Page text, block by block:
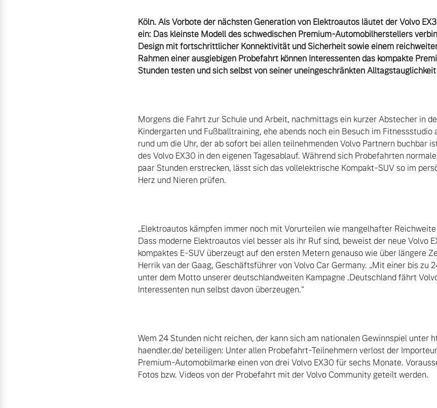
Köln. Als Vorbote der nächsten Generation von Elektroautos läutet der Volvo
ein: Das kleinste Modell des schwedischen Premium-Automobilherstellers
Design mit fortschrittlicher Konnektivität und Sicherheit sowie einem
Rahmen einer ausgiebigen Probefahrt können Interessenten das kompakte
Stunden testen und sich selbst von seiner uneingeschränkten
Morgens die Fahrt zur Schule und Arbeit, nachmittags ein kurzer Abstecher in
Kindergarten und Fußballtraining, ehe abends noch ein Besuch im
rund um die Uhr, der ab sofort bei allen teilnehmenden Volvo Partnern buchbar
des Volvo EX30 in den eigenen Tagesablauf. Während sich Probefahrten
paar Stunden erstrecken, lässt sich das vollelektrische Kompakt-SUV so im
Herz und Nieren prüfen.
„Elektroautos kämpfen immer noch mit Vorurteilen wie mangelhafter
Dass moderne Elektroautos viel besser als ihr Ruf sind, beweist der neue Volvo
kompaktes E-SUV überzeugt auf den ersten Metern genauso wie über längere
Herrik van der Gaag, Geschäftsführer von Volvo Car Germany. „Mit einer bis zu
unter dem Motto unserer deutschlandweiten Kampagne ‚Deutschland fährt
Interessenten nun selbst davon überzeugen.“
Wem 24 Stunden nicht reichen, der kann sich am nationalen Gewinnspiel unter
haendler.de/ beteiligen: Unter allen Probefahrt-Teilnehmern verlost der
Premium-Automobilmarke einen von drei Volvo EX30 für sechs Monate.
Fotos bzw. Videos von der Probefahrt mit der Volvo Community geteilt werden.